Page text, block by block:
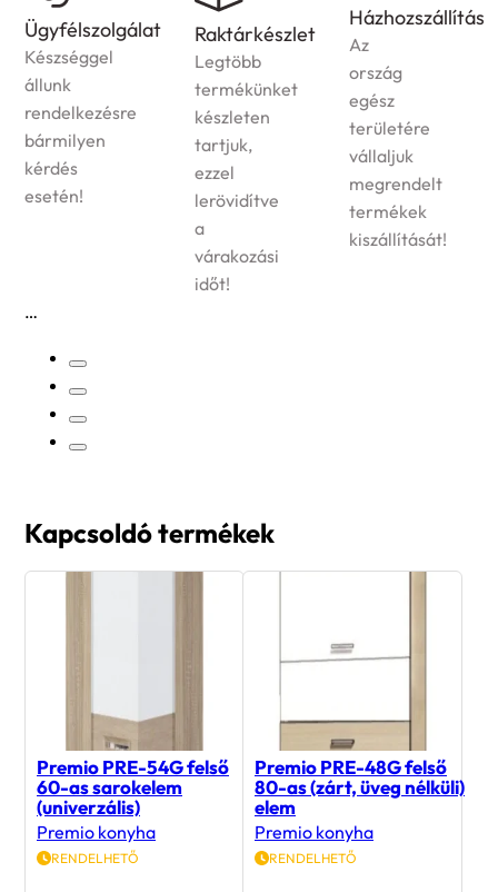
Ügyfélszolgálat
Készséggel
állunk
rendelkezésre
bármilyen
kérdés
esetén!
Raktárkészlet
Legtöbb
termékünket
készleten
tartjuk,
ezzel
lerövidítve
a
várakozási
időt!
Házhozszállítás
Az
ország
egész
területére
vállaljuk
megrendelt
termékek
kiszállítását!
Premio PRE-54G felső
60-as sarokelem
(univerzális)
Premio konyha
RENDELHETŐ
50 500
Premio PRE-48G felső
80-as (zárt, üveg nélküli)
elem
Premio konyha
RENDELHETŐ
50 100